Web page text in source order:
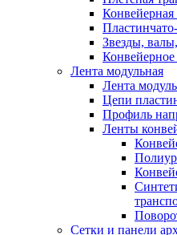
Конвейерная
Звезды,
Лента модульная
Лента
Цепи
Профиль
Ленты
Cетки и панели